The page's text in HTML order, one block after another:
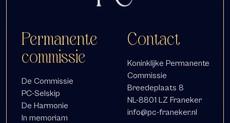
Contact
Koninklijke Permanente
Commissie
Breedeplaats 8
NL-8801 LZ Franeker
info@pc-franeker.nl
Permanente
commissie
De Commissie
PC-Selskip
De Harmonie
In memoriam